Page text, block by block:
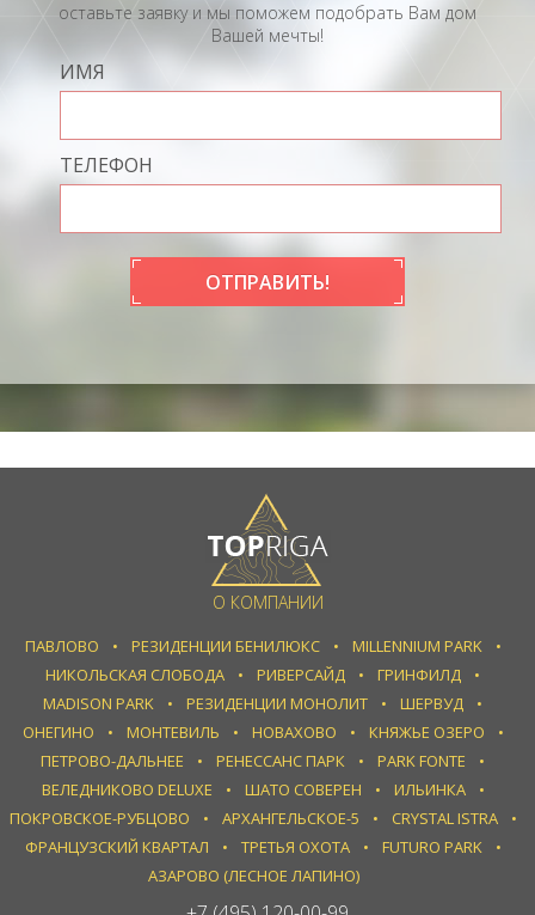
оставьте заявку и мы поможем подобрать Вам дом
Вашей мечты!
ИМЯ
ТЕЛЕФОН
ОТПРАВИТЬ!
О КОМПАНИИ
ПАВЛОВО РЕЗИДЕНЦИИ БЕНИЛЮКС
MILLENNIUM PARK
НИКОЛЬСКАЯ СЛОБОДА
РИВЕРСАЙД
ГРИНФИЛД
MADISON PARK
РЕЗИДЕНЦИИ МОНОЛИТ
ШЕРВУД
ОНЕГИНО
МОНТЕВИЛЬ НОВАХОВО
КНЯЖЬЕ ОЗЕРО
ПЕТРОВО-ДАЛЬНЕЕ
РЕНЕССАНС ПАРК
PARK FONTE
ВЕЛЕДНИКОВО DELUXE
ШАТО СОВЕРЕН
ИЛЬИНКА
ПОКРОВСКОЕ-РУБЦОВО
АРХАНГЕЛЬСКОЕ-5
CRYSTAL ISTRA
ФРАНЦУЗСКИЙ КВАРТАЛ
ТРЕТЬЯ ОХОТА
FUTURO PARK
АЗАРОВО (ЛЕСНОЕ ЛАПИНО)